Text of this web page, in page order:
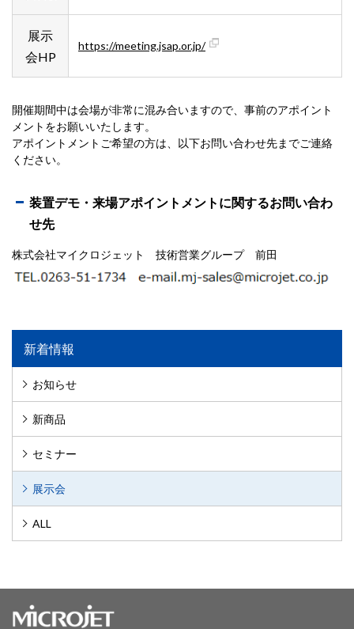
展示
会HP
https://meeting.jsap.or.jp/
開催期間中は会場が非常に混み合いますので、事前のアポイント
メントをお願いいたします。
アポイントメントご希望の方は、以下お問い合わせ先までご連絡
ください。
装置デモ・来場アポイントメントに関するお問い合わ
せ先
株式会社マイクロジェット 技術営業グループ 前田
新着情報
お知らせ
新商品
セミナー
展示会
ALL